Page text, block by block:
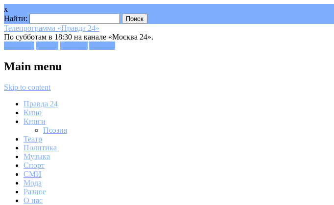
x
Найти:
Телепрограмма «Правда 24»
По субботам в 18:30 на канале «Москва 24».
Main menu
Skip to content
Правда 24
Кино
Книги
Поэзия
Театр
Политика
Музыка
Спорт
СМИ
Мода
Разное
О нас